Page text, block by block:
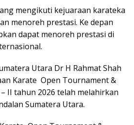
mengikuti kejuaraan karateka
menoreh prestasi. Ke depan
dapat menoreh prestasi di
Utara Dr H Rahmat Shah
Karate Open Tournament &
II tahun 2026 telah melahirkan
Sumatera Utara.